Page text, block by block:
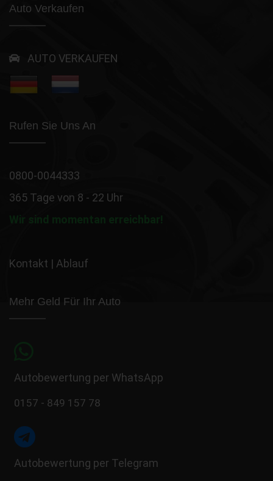
Auto Verkaufen
AUTO VERKAUFEN
Rufen Sie Uns An
0800-0044333
365 Tage von 8 - 22 Uhr
Wir sind momentan erreichbar!
Kontakt | Ablauf
Mehr Geld Für Ihr Auto
Autobewertung per WhatsApp
0157 - 849 157 78
Autobewertung per Telegram